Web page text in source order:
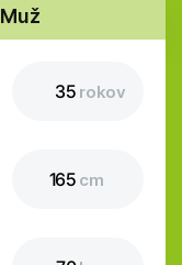
Muž
rokov
cm